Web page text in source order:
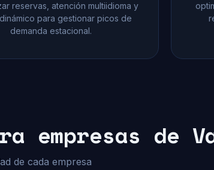
reservas, atención multiidioma y
para gestionar picos de
demanda estacional.
empresas de
de cada empresa